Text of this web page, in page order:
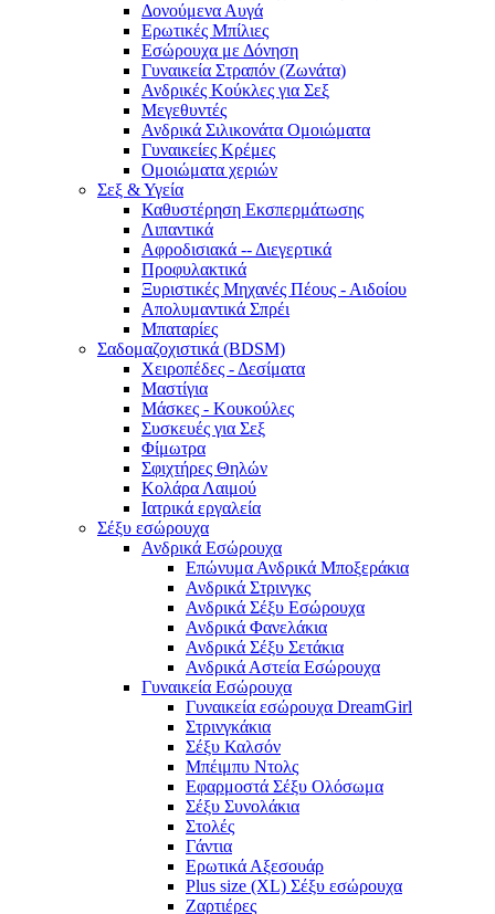
Δονούμενα Αυγά
Ερωτικές Μπίλιες
Εσώρουχα με Δόνηση
Γυναικεία Στραπόν (Ζωνάτα)
Ανδρικές Κούκλες για Σεξ
Μεγεθυντές
Ανδρικά Σιλικονάτα Ομοιώματα
Γυναικείες Κρέμες
Ομοιώματα χεριών
Σεξ & Υγεία
Καθυστέρηση Εκσπερμάτωσης
Λιπαντικά
Αφροδισιακά -- Διεγερτικά
Προφυλακτικά
Ξυριστικές Μηχανές Πέους - Αιδοίου
Απολυμαντικά Σπρέι
Μπαταρίες
Σαδομαζοχιστικά (BDSM)
Χειροπέδες - Δεσίματα
Μαστίγια
Μάσκες - Κουκούλες
Συσκευές για Σεξ
Φίμωτρα
Σφιχτήρες Θηλών
Κολάρα Λαιμού
Ιατρικά εργαλεία
Σέξυ εσώρουχα
Ανδρικά Εσώρουχα
Επώνυμα Ανδρικά Μποξεράκια
Ανδρικά Στρινγκς
Ανδρικά Σέξυ Εσώρουχα
Ανδρικά Φανελάκια
Ανδρικά Σέξυ Σετάκια
Ανδρικά Αστεία Εσώρουχα
Γυναικεία Εσώρουχα
Γυναικεία εσώρουχα DreamGirl
Στρινγκάκια
Σέξυ Καλσόν
Μπέιμπυ Ντολς
Εφαρμοστά Σέξυ Ολόσωμα
Σέξυ Συνολάκια
Στολές
Γάντια
Ερωτικά Αξεσουάρ
Plus size (XL) Σέξυ εσώρουχα
Ζαρτιέρες